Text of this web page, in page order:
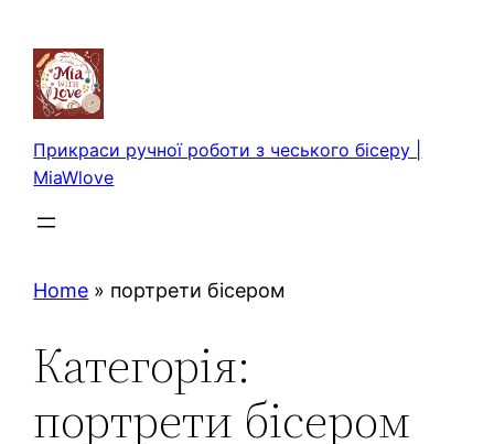
вмісту
Прикраси ручної роботи з чеського бісеру |
MiaWlove
Home » портрети бісером
Категорія:
портрети бісером